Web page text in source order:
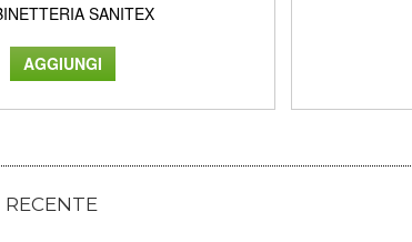
SANITEX